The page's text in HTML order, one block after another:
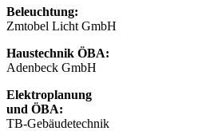
Beleuchtung:
Zmtobel Licht GmbH
Haustechnik ÖBA:
Adenbeck GmbH
Elektroplanung
und ÖBA:
TB-Gebäudetechnik